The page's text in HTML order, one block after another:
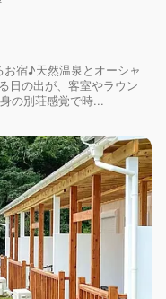
宿♪天然温泉とオーシャ
日の出が、客室やラウン
の別荘感覚で時...